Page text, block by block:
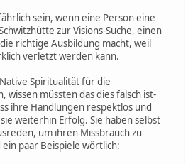
sein, wenn eine Person eine
zur Visions-Suche, einen
richtige Ausbildung macht, weil
verletzt werden kann.
Spiritualität für die
müssten das dies falsch ist-
ihre Handlungen respektlos und
weiterhin Erfolg. Sie haben selbst
um ihren Missbrauch zu
paar Beispiele wörtlich: